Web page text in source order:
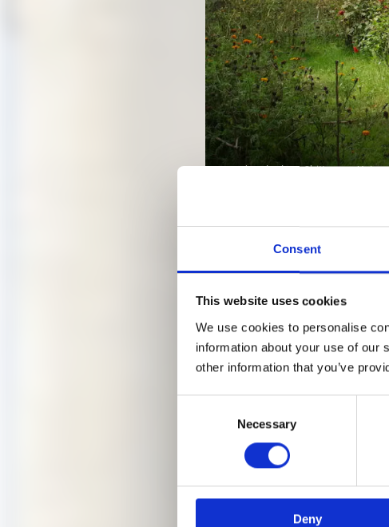
Consent
This website uses cookies
We use cookies to personalise
information about your use of our
other information that you’ve
Necessary
Deny
Muzharul Islam, Chittagong
IM
23. FEBRUAR 2023 | 18:30
Vortrag zur Ausstellung